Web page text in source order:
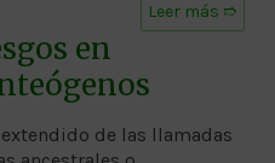
Leer más ➱
en
de las llamadas